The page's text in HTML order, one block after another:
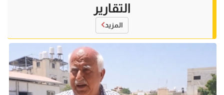
التقارير
المزيد